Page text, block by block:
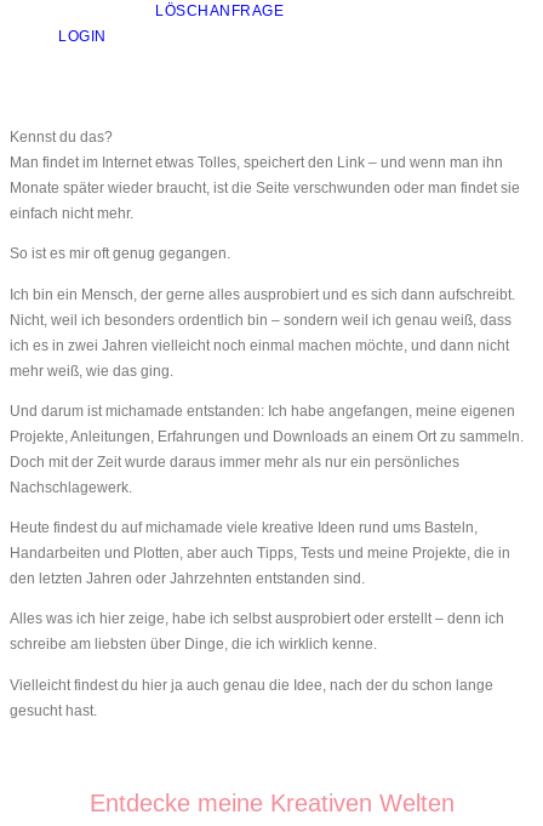
LÖSCHANFRAGE
LOGIN
Kennst du das?
Man findet im Internet etwas Tolles, speichert den Link – und wenn man ihn
Monate später wieder braucht, ist die Seite verschwunden oder man findet sie
einfach nicht mehr.
So ist es mir oft genug gegangen.
Ich bin ein Mensch, der gerne alles ausprobiert und es sich dann aufschreibt.
Nicht, weil ich besonders ordentlich bin – sondern weil ich genau weiß, dass
ich es in zwei Jahren vielleicht noch einmal machen möchte, und dann nicht
mehr weiß, wie das ging.
Und darum ist michamade entstanden: Ich habe angefangen, meine eigenen
Projekte, Anleitungen, Erfahrungen und Downloads an einem Ort zu sammeln.
Doch mit der Zeit wurde daraus immer mehr als nur ein persönliches
Nachschlagewerk.
Heute findest du auf michamade viele kreative Ideen rund ums Basteln,
Handarbeiten und Plotten, aber auch Tipps, Tests und meine Projekte, die in
den letzten Jahren oder Jahrzehnten entstanden sind.
Alles was ich hier zeige, habe ich selbst ausprobiert oder erstellt – denn ich
schreibe am liebsten über Dinge, die ich wirklich kenne.
Vielleicht findest du hier ja auch genau die Idee, nach der du schon lange
gesucht hast.
Entdecke meine Kreativen Welten